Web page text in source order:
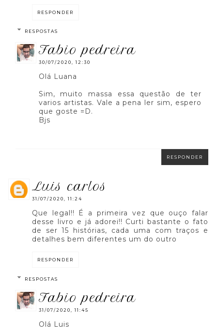
RESPONDER
RESPOSTAS
fabio pedreira
30/07/2020, 12:30
Olá Luana
Sim, muito massa essa questão de ter
varios artistas. Vale a pena ler sim, espero
que goste =D.
Bjs
RESPONDER
luis carlos
31/07/2020, 11:24
Que legal!! É a primeira vez que ouço falar
desse livro e já adorei!! Curti bastante o fato
de ser 15 histórias, cada uma com traços e
detalhes bem diferentes um do outro
RESPONDER
RESPOSTAS
fabio pedreira
31/07/2020, 11:45
Olá Luis